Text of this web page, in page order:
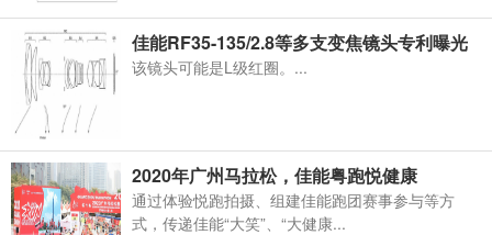
佳能RF35-135/2.8等多支变焦镜头专利曝光
该镜头可能是L级红圈。...
2020年广州马拉松，佳能粤跑悦健康
通过体验悦跑拍摄、组建佳能跑团赛事参与等方
式，传递佳能“大笑”、“大健康...